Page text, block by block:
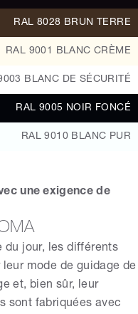
RAL 8028 BRUN TERRE
RAL 9001 BLANC CRÈME
BLANC DE SÉCURITÉ
RAL 9005 NOIR FONCÉ
RAL 9010 BLANC PUR
une exigence de
du jour, les différents
mode de guidage de
et, bien sûr, leur
sont fabriquées avec